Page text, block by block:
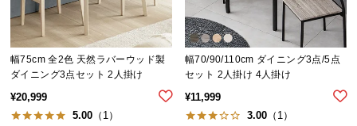
コ
ー
デ
ィ
ネ
ー
幅75cm 全2色 天然ラバーウッド製
ダイニング3点セット 2人掛け
¥20,999
5.00 （1）
幅70/90/110cm ダイニング3点/5点
セット 2人掛け 4人掛け
¥11,999
3.00 （1）